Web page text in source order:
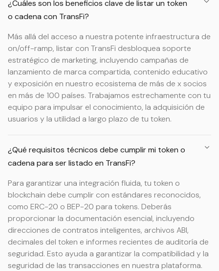
¿Cuáles son los beneficios clave de listar un token
o cadena con TransFi?
Más allá del acceso a nuestra potente infraestructura de
on/off-ramp, listar con TransFi desbloquea soporte
estratégico de marketing, incluyendo campañas de
lanzamiento de marca compartida, contenido educativo
y exposición en nuestro ecosistema de más de x socios
en más de 100 países. Trabajamos estrechamente con tu
equipo para impulsar el conocimiento, la adquisición de
usuarios y la utilidad a largo plazo de tu token.
¿Qué requisitos técnicos debe cumplir mi token o
cadena para ser listado en TransFi?
Para garantizar una integración fluida, tu token o
blockchain debe cumplir con estándares reconocidos,
como ERC-20 o BEP-20 para tokens. Deberás
proporcionar la documentación esencial, incluyendo
direcciones de contratos inteligentes, archivos ABI,
decimales del token e informes recientes de auditoría de
seguridad. Esto ayuda a garantizar la compatibilidad y la
seguridad de las transacciones en nuestra plataforma.